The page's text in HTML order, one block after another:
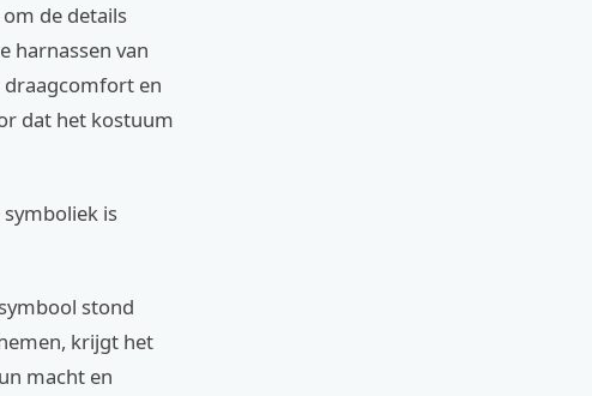
de details
harnassen van
en
dat het kostuum
is
stond
krijgt het
macht en